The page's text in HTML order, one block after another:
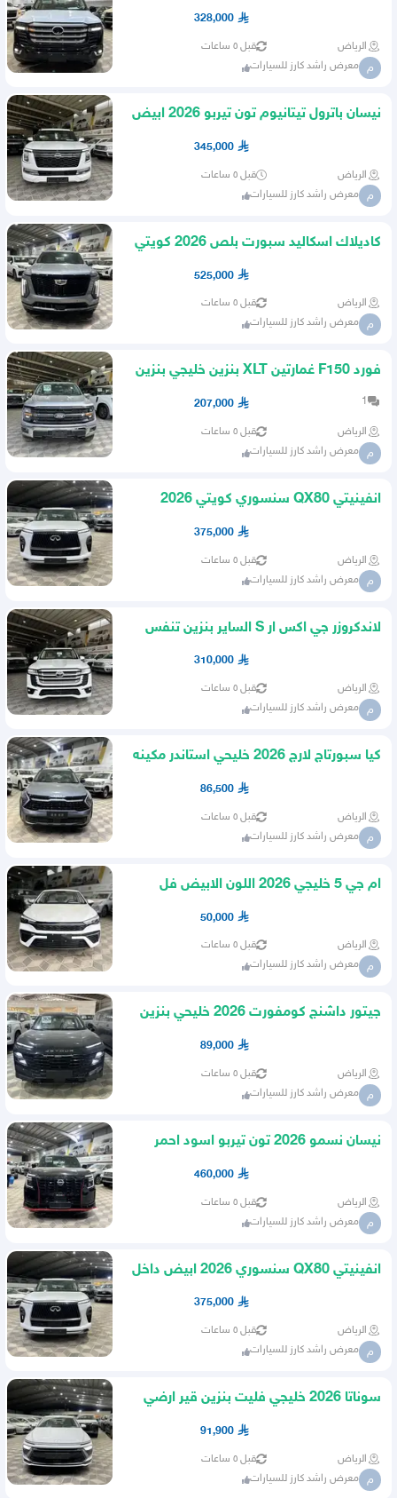
328,000
الرياض قبل ٥ ساعات
م معرض راشد كارز للسيارات
نيسان باترول تيتانيوم تون تيربو 2026 ابيض
345,000
الرياض قبل ٥ ساعات
م معرض راشد كارز للسيارات
كاديلاك اسكاليد سبورت بلص 2026 كويتي
525,000
الرياض قبل ٥ ساعات
م معرض راشد كارز للسيارات
فورد F150 غمارتين XLT بنزين خليجي بنزين
2025 نص فل
1
207,000
الرياض قبل ٥ ساعات
م معرض راشد كارز للسيارات
انفينيتي QX80 سنسوري كويتي 2026
375,000
الرياض قبل ٥ ساعات
م معرض راشد كارز للسيارات
لاندكروزر جي اكس ار S الساير بنزين تنفس
310,000
الرياض قبل ٥ ساعات
م معرض راشد كارز للسيارات
كيا سبورتاج لارج 2026 خليحي استاندر مكينه
86,500
الرياض قبل ٥ ساعات
م معرض راشد كارز للسيارات
ام جي 5 خليجي 2026 اللون الابيض فل
50,000
الرياض قبل ٥ ساعات
م معرض راشد كارز للسيارات
جيتور داشنج كومفورت 2026 خليحي بنزين
89,000
الرياض قبل ٥ ساعات
م معرض راشد كارز للسيارات
نيسان نسمو 2026 تون تيربو اسود احمر
460,000
الرياض قبل ٥ ساعات
م معرض راشد كارز للسيارات
انفينيتي QX80 سنسوري 2026 ابيض داخل
375,000
الرياض قبل ٥ ساعات
م معرض راشد كارز للسيارات
سوناتا 2026 خليجي فليت بنزين قير ارضي
91,900
الرياض قبل ٥ ساعات
م معرض راشد كارز للسيارات